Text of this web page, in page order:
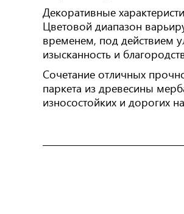
Декоративные
Цветовой диапазон
временем, под действием
изысканность и
Сочетание отличных
паркета из древесины
износостойких и дорогих